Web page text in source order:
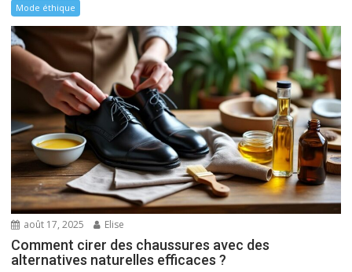
Mode éthique
août 17, 2025 Elise
Comment cirer des chaussures avec des
alternatives naturelles efficaces ?